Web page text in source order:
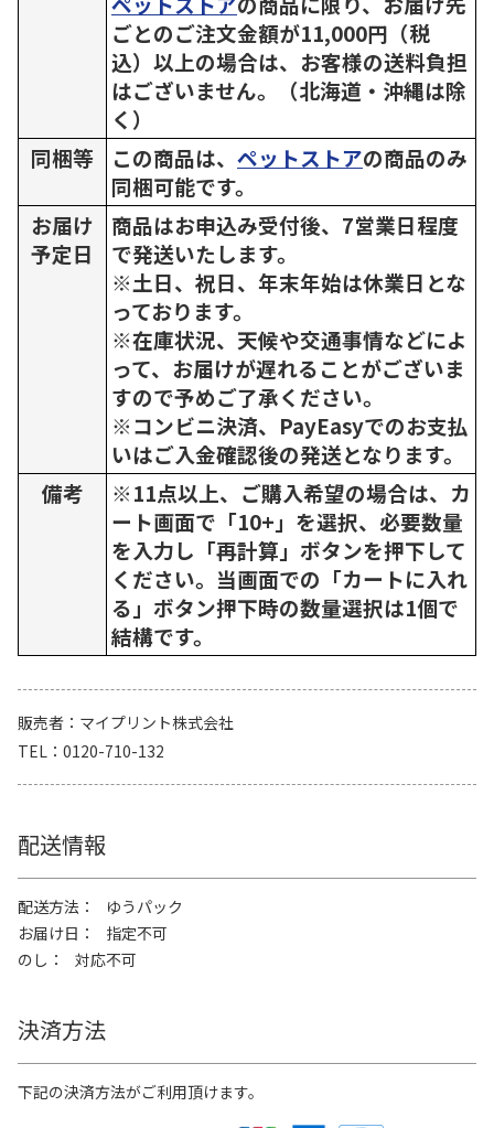
ごとのご注文金額が11,000円（税
込）以上の場合は、お客様の送料負担
はございません。（北海道・沖縄は除
く）
同梱等
この商品は、 ペットストアの商品のみ
同梱可能です。
お届け
予定日
商品はお申込み受付後、7営業日程度
で発送いたします。
※土日、祝日、年末年始は休業日とな
っております。
※在庫状況、天候や交通事情などによ
って、お届けが遅れることがございま
すので予めご了承ください。
※コンビニ決済、PayEasyでのお支払
いはご入金確認後の発送となります。
備考
※11点以上、ご購入希望の場合は、カ
ート画面で「10+」を選択、必要数量
を入力し「再計算」ボタンを押下して
ください。当画面での「カートに入れ
る」ボタン押下時の数量選択は1個で
結構です。
販売者
マイプリント株式会社
TEL
0120-710-132
配送情報
配送方法
ゆうパック
お届け日
指定不可
のし
対応不可
決済方法
下記の決済方法がご利用頂けます。